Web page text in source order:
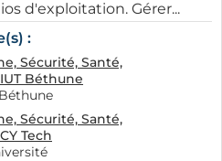
d'exploitation. Gérer...
:
Sécurité, Santé,
Béthune
Sécurité, Santé,
Tech